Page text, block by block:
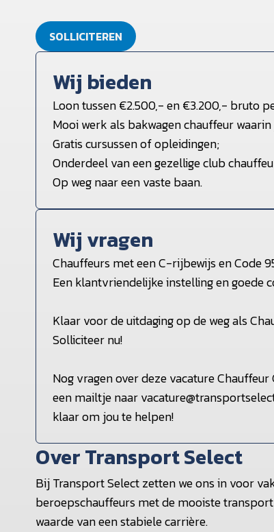
SOLLICITEREN
Wij bieden
Loon tussen €2.500,- en €3.200,- bruto
Mooi werk als bakwagen chauffeur
Gratis cursussen of opleidingen;
Onderdeel van een gezellige club
Op weg naar een vaste baan.
Wij vragen
Chauffeurs met een C-rijbewijs en Code
Een klantvriendelijke instelling en goede
Klaar voor de uitdaging op de weg als
Solliciteer nu!
Nog vragen over deze vacature
een mailtje naar
klaar om jou te helpen!
Over Transport Select
Bij Transport Select zetten we ons in voor
beroepschauffeurs met de mooiste
waarde van een stabiele carrière.